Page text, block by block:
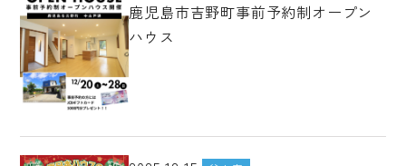
鹿児島市吉野町事前予約制オープン
ハウス